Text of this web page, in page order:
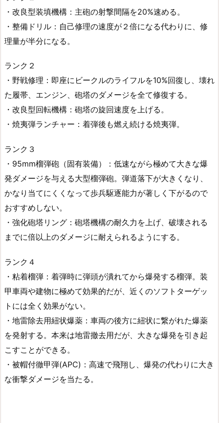
・改良型装填機構：主砲の射撃間隔を20%速める。
・整備ドリル：自己修理の速度が２倍になる代わりに、修
理量が半分になる。
ランク２
・野戦修理：即座にビークルのライフルを10%回復し、壊れ
た履帯、エンジン、砲塔のダメージを全て修復する。
・改良型回転機構：砲塔の旋回速度を上げる。
・焼夷弾ランチャー：着弾後も燃え続ける焼夷弾。
ランク３
・95mm榴弾砲（固有装備）：低速ながら極めて大きな爆
発ダメージを与える大型榴弾砲。弾道落下が大きくなり、
かなり当てにくくなって歩兵駆逐能力が著しく下がるので
おすすめしない。
・強化砲塔リング：砲塔機構の耐久力を上げ、破壊される
までに倍以上のダメージに耐えられるようにする。
ランク４
・粘着榴弾：着弾時に弾頭が潰れてから爆発する榴弾。装
甲車両や建物に極めて効果的だが、近くのソフトターゲッ
トには全く効果がない。
・地雷除去用紐状爆薬：車両の後方に紐状に繋がれた爆薬
を発射する。本来は地雷撤去用だが、大きな爆発を引き起
こすことができる。
・被帽付徹甲弾(APC)：高速で飛翔し、爆発の代わりに大き
な衝撃ダメージを当たる。